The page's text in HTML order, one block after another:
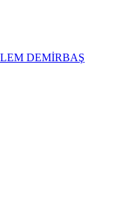
DEMİRBAŞ